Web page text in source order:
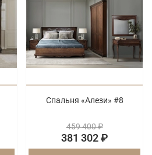
Спальня «Алези» #8
459 400 ₽
381 302 ₽